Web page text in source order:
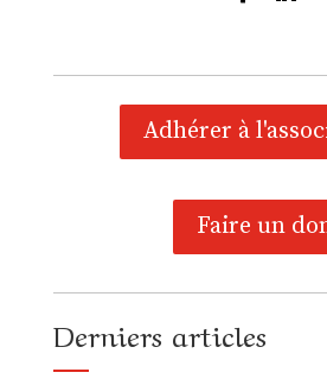
Adhérer à
Faire un
Derniers articles